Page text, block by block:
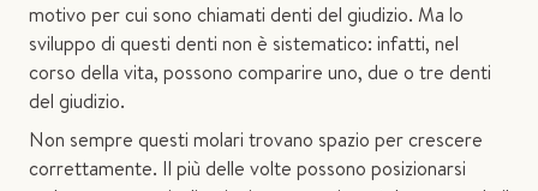
motivo per cui sono chiamati denti del giudizio. Ma lo
sviluppo di questi denti non è sistematico: infatti, nel
corso della vita, possono comparire uno, due o tre denti
del giudizio.
Non sempre questi molari trovano spazio per crescere
correttamente. Il più delle volte possono posizionarsi